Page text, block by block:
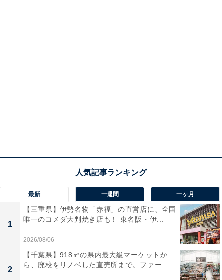
最新 一週間 一ヶ月
1
【三重県】伊勢名物「赤福」の直営店に、全国
唯一のコメダ大判焼き店も！ 東名阪・伊...
2026/08/06
2
【千葉県】918㎡の県内最大級マーケットか
ら、廃校をリノベした直売所まで。ファー...